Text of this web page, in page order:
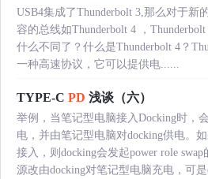
USB4集成了Thunderbolt 3,那么对于新
容的总线如Thunderbolt 4 ，
什么不同了？什么是Thunderbolt 4？
一种高速协议，它可以提供电......
TYPE-C PD 浅谈（六）
举例，当笔记型电脑接入Docking时，
电，并由笔记型电脑对docking供电。
接入，则docking会发起power role
源改由docking对笔记型电脑充电，可